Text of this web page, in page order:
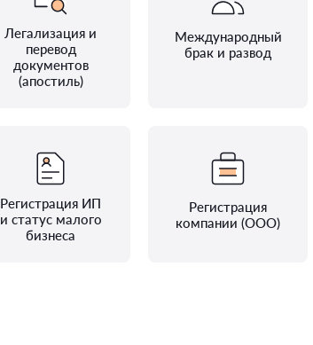
Легализация и
перевод
документов
(апостиль)
Международный
брак и развод
Регистрация ИП
и статус малого
бизнеса
Регистрация
компании (ООО)